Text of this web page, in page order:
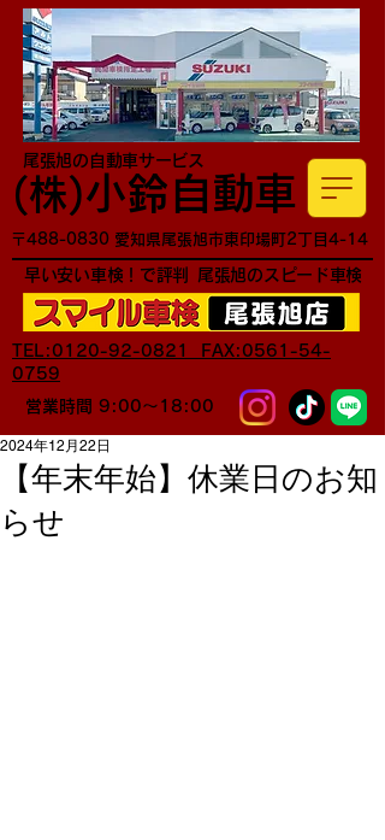
TEL:0120-92-0821 FAX:0561-54-
0759
営業時間 9:00～18:00
​(株)小鈴自動車
尾張旭の自動車サービス
早い安い車検！で評判 尾張旭のスピード車検
〒488-0830 愛知県尾張旭市東印場町2丁目4-14
【年末年始】休業日のお知
らせ
2024年12月22日